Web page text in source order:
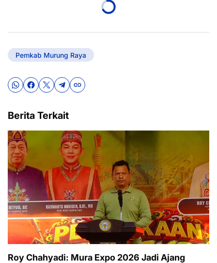
Pemkab Murung Raya
Berita Terkait
Roy Chahyadi: Mura Expo 2026 Jadi Ajang